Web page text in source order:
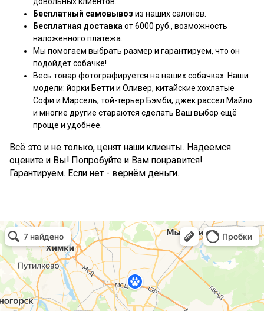
Бесплатный самовывоз из наших салонов.
Бесплатная доставка от 6000 руб., возможность
наложенного платежа.
Мы помогаем выбрать размер и гарантируем, что он
подойдёт собачке!
Весь товар фотографируется на наших собачках. Наши
модели: йорки Бетти и Оливер, китайские хохлатые
Софи и Марсель, той-терьер Бэмби, джек рассел Майло
и многие другие стараются сделать Ваш выбор ещё
проще и удобнее.
Всё это и не только, ценят наши клиенты. Надеемся
оцените и Вы! Попробуйте и Вам понравится!
Гарантируем. Если нет - вернём деньги.